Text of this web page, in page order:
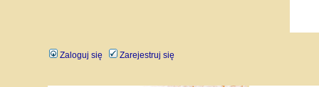
Zaloguj się Zarejestruj się